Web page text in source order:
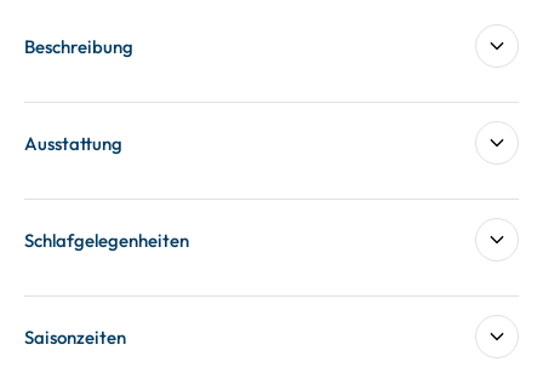
Beschreibung
Ausstattung
Schlafgelegenheiten
Saisonzeiten